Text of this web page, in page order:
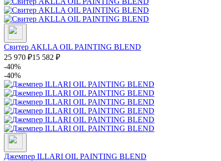
Свитер AKLLA OIL PAINTING BLEND
25 970 ₽15 582 ₽
-40%
-40%
Джемпер ILLARI OIL PAINTING BLEND